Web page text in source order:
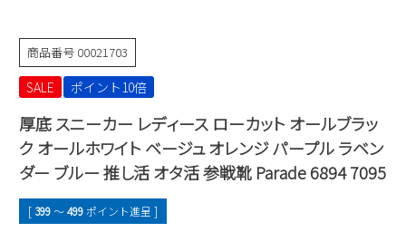
2026 年8月
日 月
2
3 4 5 6 7
8
9
10 11 12 13 14
15
16
17 18 19 20 21
22
23
24 25
30
31
商品番号 00021703
SALE ポイント10倍
厚底 スニーカー レディース ローカット オールブラッ
ク オールホワイト ベージュ オレンジ パープル ラベン
ダー ブルー 推し活 オタ活 参戦靴 Parade 6894 7095
[ 399〜499ポイント進呈 ]